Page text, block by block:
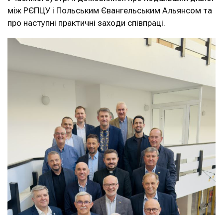
між РЄПЦУ і Польським Євангельським Альянсом та
про наступні практичні заходи співпраці.